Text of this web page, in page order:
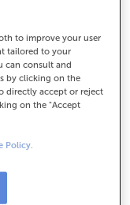
una
to improve your user
tailored to your
can consult and
by clicking on the
directly accept or reject
on the "Accept
Policy.